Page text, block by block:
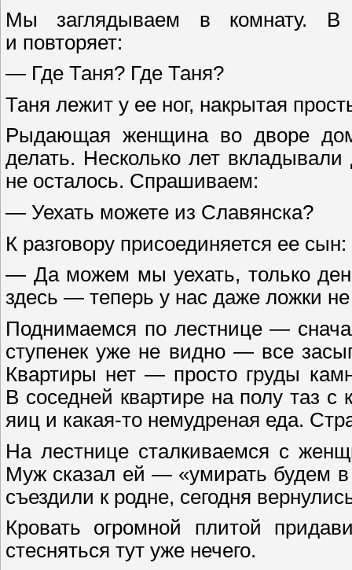
Мы заглядываем в комнату. В
и повторяет:
— Где Таня? Где Таня?
Таня лежит у ее ног, накрытая
Рыдающая женщина во дворе
делать. Несколько лет
не осталось. Спрашиваем:
— Уехать можете из Славянска?
К разговору присоединяется ее сын:
— Да можем мы уехать, только
здесь — теперь у нас даже ложки
Поднимаемся по лестнице —
ступенек уже не видно — все
Квартиры нет — просто груды
В соседней квартире на полу таз
яиц и какая-то немудреная еда.
На лестнице сталкиваемся с
Муж сказал ей — «умирать будем в
съездили к родне, сегодня
Кровать огромной плитой
стесняться тут уже нечего.